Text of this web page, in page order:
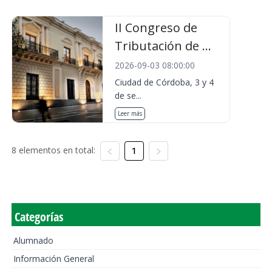
II Congreso de
Tributación de ...
2026-09-03 08:00:00
Ciudad de Córdoba, 3 y 4
de se...
Leer más
8 elementos en total: 1
Categorías
Alumnado
Información General